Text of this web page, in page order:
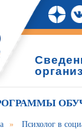
» Психолог в